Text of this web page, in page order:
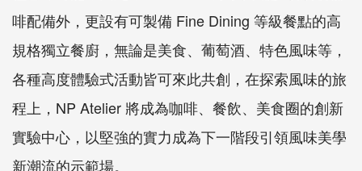
啡配備外，更設有可製備 Fine Dining 等級餐點的高
規格獨立餐廚，無論是美食、葡萄酒、特色風味等，
各種高度體驗式活動皆可來此共創，在探索風味的旅
程上，NP Atelier 將成為咖啡、餐飲、美食圈的創新
實驗中心，以堅強的實力成為下一階段引領風味美學
新潮流的示範場。